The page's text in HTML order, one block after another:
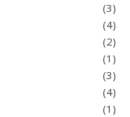
(3)
(4)
(2)
(1)
(3)
(4)
(1)